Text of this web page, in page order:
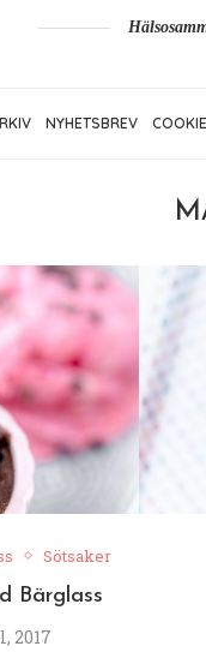
NYHETSBREV
Sötsaker
Bärglass
2017